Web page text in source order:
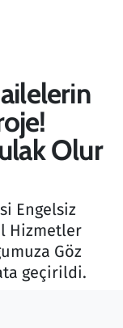
Olur
Engelsiz
Hizmetler
Göz
geçirildi.